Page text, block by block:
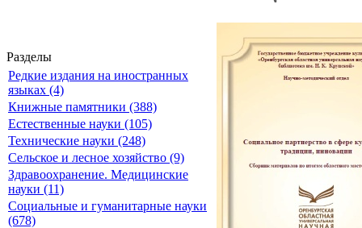
Разделы
Редкие издания на иностранных
языках (4)
Книжные памятники (388)
Естественные науки (105)
Технические науки (248)
Сельское и лесное хозяйство (9)
Здравоохранение. Медицинские
науки (11)
Социальные и гуманитарные науки
(678)